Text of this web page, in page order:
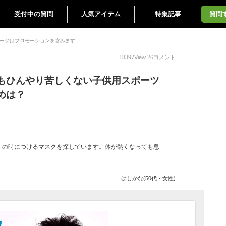
受付中の質問 人気アイテム 特集記事 質問
ジはプロモーションを含みます
18397View 26コメント
ひんやり苦しくない子供用スポーツ
は？
時につけるマスクを探しています。体が熱くなっても息
はしかな(50代・女性)